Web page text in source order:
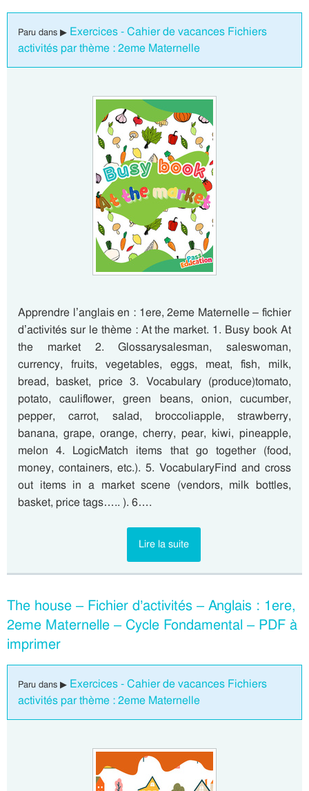
Paru dans ▶ Exercices - Cahier de vacances Fichiers
activités par thème : 2eme Maternelle
Apprendre l’anglais en : 1ere, 2eme Maternelle – fichier
d’activités sur le thème : At the market. 1. Busy book At
the market 2. Glossarysalesman, saleswoman,
currency, fruits, vegetables, eggs, meat, fish, milk,
bread, basket, price 3. Vocabulary (produce)tomato,
potato, cauliflower, green beans, onion, cucumber,
pepper, carrot, salad, broccoliapple, strawberry,
banana, grape, orange, cherry, pear, kiwi, pineapple,
melon 4. LogicMatch items that go together (food,
money, containers, etc.). 5. VocabularyFind and cross
out items in a market scene (vendors, milk bottles,
basket, price tags….. ). 6….
Lire la suite
The house – Fichier d’activités – Anglais : 1ere,
2eme Maternelle – Cycle Fondamental – PDF à
imprimer
Paru dans ▶ Exercices - Cahier de vacances Fichiers
activités par thème : 2eme Maternelle